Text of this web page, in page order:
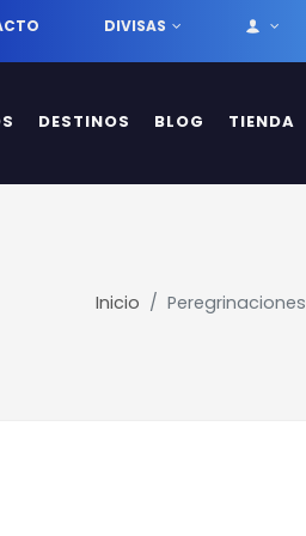
DIVISAS
DESTINOS BLOG TIENDA
Inicio Peregrinaciones